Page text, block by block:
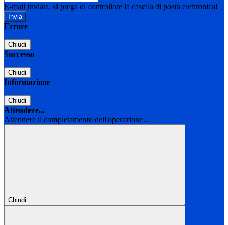
E-mail inviata, si prega di controllare la casella di posta elettronica!
Errore
Chiudi
Successo
Chiudi
Informazione
Chiudi
Attendere...
Attendere il completamento dell'operazione...
Chiudi